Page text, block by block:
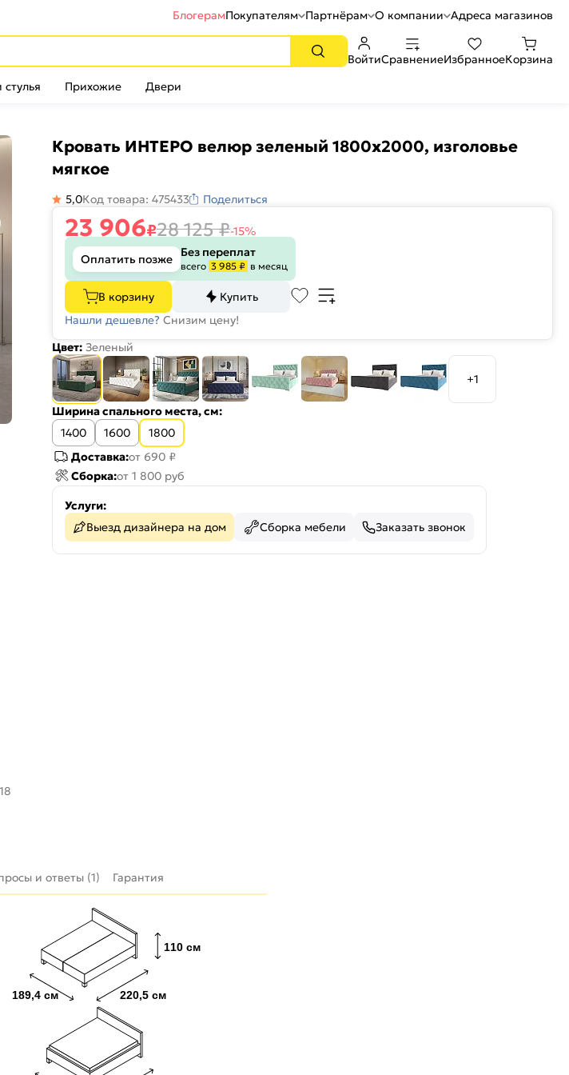
БлогерамПокупателям Партнёрам О компании Адреса магазинов
ВойтиСравнениеИзбранноеКорзина
Прихожие Двери
Кровать ИНТЕРО велюр зеленый 1800x2000, изголовье
мягкое
5,0Код товара: 475433 Поделиться
23 906₽28 125₽-15%
Оплатить позже
Без переплат
всего 3 985 ₽ в месяц
В корзину
Купить
Нашли дешевле? Снизим цену!
Цвет: Зеленый
+1
Ширина спального места, см:
1400
1600
1800
Доставка:от 690 ₽
Сборка:от 1 800 руб
Услуги:
Выезд дизайнера на дом
Сборка мебели Заказать звонок
и ответы (1) Гарантия